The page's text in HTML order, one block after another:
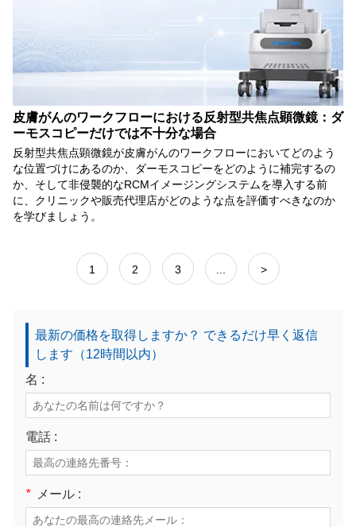
皮膚がんのワークフローにおける反射型共焦点顕微鏡：ダ
ーモスコピーだけでは不十分な場合
反射型共焦点顕微鏡が皮膚がんのワークフローにおいてどのよう
な位置づけにあるのか、ダーモスコピーをどのように補完するの
か、そして非侵襲的なRCMイメージングシステムを導入する前
に、クリニックや販売代理店がどのような点を評価すべきなのか
を学びましょう。
1 2 3 ... >
最新の価格を取得しますか？ できるだけ早く返信
します（12時間以内）
名 :
電話 :
* メール :